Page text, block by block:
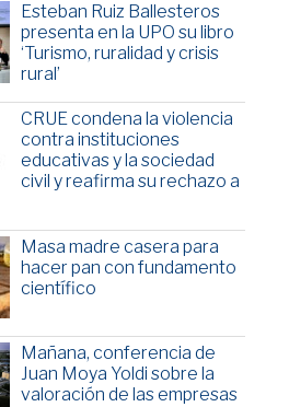
Esteban Ruiz Ballesteros
presenta en la UPO su libro
‘Turismo, ruralidad y crisis
rural’
CRUE condena la violencia
contra instituciones
educativas y la sociedad
civil y reafirma su rechazo a
Masa madre casera para
hacer pan con fundamento
científico
Mañana, conferencia de
Juan Moya Yoldi sobre la
valoración de las empresas